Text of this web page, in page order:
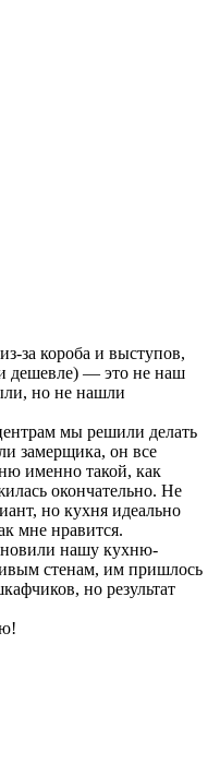
за короба и выступов,
дешевле) — это не наш
но не нашли
мы решили делать
замерщика, он все
именно такой, как
окончательно. Не
но кухня идеально
мне нравится.
нашу кухню-
стенам, им пришлось
но результат